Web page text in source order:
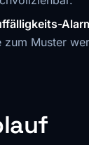
zum Muster